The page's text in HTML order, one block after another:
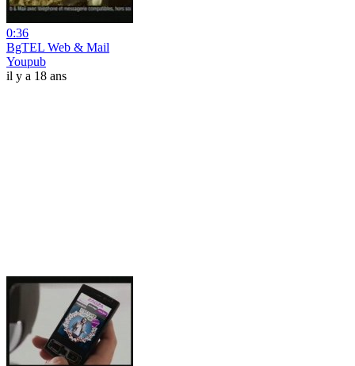
0:36
BgTEL Web & Mail
Youpub
il y a 18 ans